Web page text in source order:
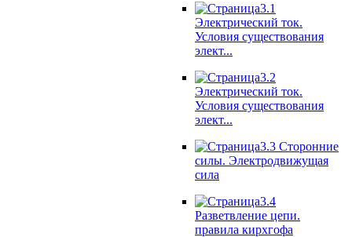
3.1
Электрический ток.
Условия существования
элект...
3.2
Электрический ток.
Условия существования
элект...
3.3 Сторонние
силы. Электродвижущая
сила
3.4
Разветвление цепи.
правила кирхгофа